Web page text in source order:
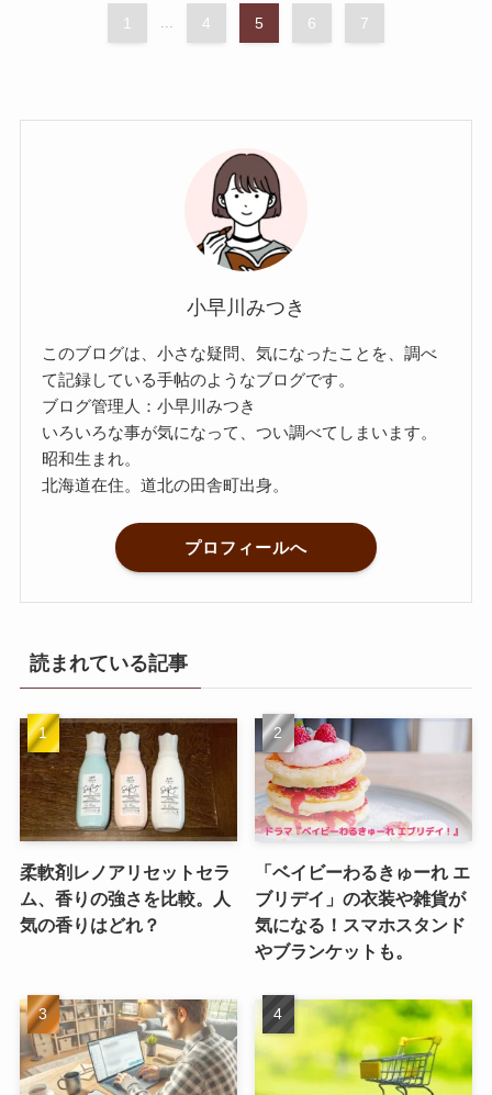
1 4 5 6 7
小早川みつき
このブログは、小さな疑問、気になったことを、調べ
て記録している手帖のようなブログです。
ブログ管理人：小早川みつき
いろいろな事が気になって、つい調べてしまいます。
昭和生まれ。
北海道在住。道北の田舎町出身。
プロフィールへ
読まれている記事
柔軟剤レノアリセットセラ
ム、香りの強さを比較。人
気の香りはどれ？
「ベイビーわるきゅーれ エ
ブリデイ」の衣装や雑貨が
気になる！スマホスタンド
やブランケットも。